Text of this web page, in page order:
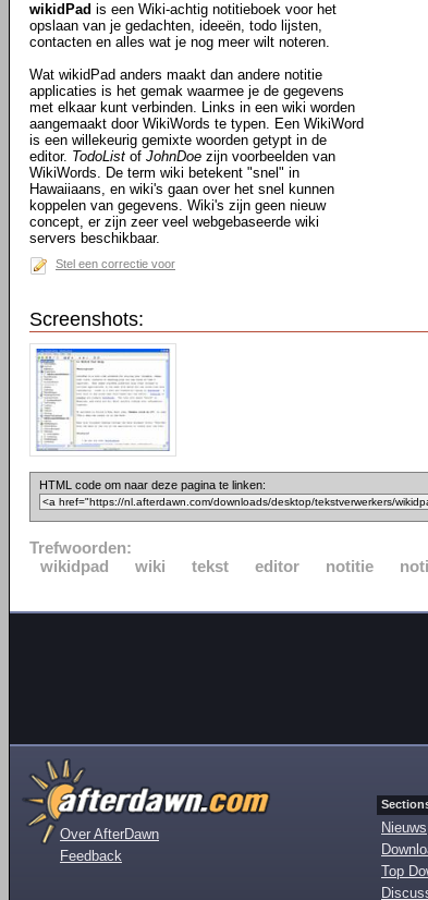
wikidPad is een Wiki-achtig notitieboek voor het
opslaan van je gedachten, ideeën, todo lijsten,
contacten en alles wat je nog meer wilt noteren.
Wat wikidPad anders maakt dan andere notitie
applicaties is het gemak waarmee je de gegevens
met elkaar kunt verbinden. Links in een wiki worden
aangemaakt door WikiWords te typen. Een WikiWord
is een willekeurig gemixte woorden getypt in de
editor. TodoList of JohnDoe zijn voorbeelden van
WikiWords. De term wiki betekent "snel" in
Hawaiiaans, en wiki's gaan over het snel kunnen
koppelen van gegevens. Wiki's zijn geen nieuw
concept, er zijn zeer veel webgebaseerde wiki
servers beschikbaar.
Stel een correctie voor
Screenshots:
HTML code om naar deze pagina te linken:
Trefwoorden:
wikidpad
wiki tekst editor notitie
Over AfterDawn
Feedback
Nieuws
Top